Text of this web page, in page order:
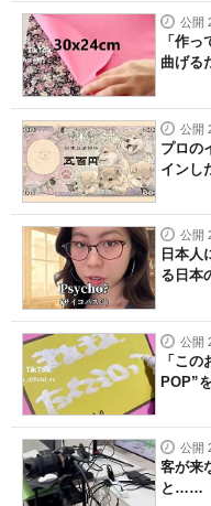
公開
「作
曲げる
公開
プロの
イン
公開
日本人
る日本
公開
「こ
POP”
公開
客が来
と……